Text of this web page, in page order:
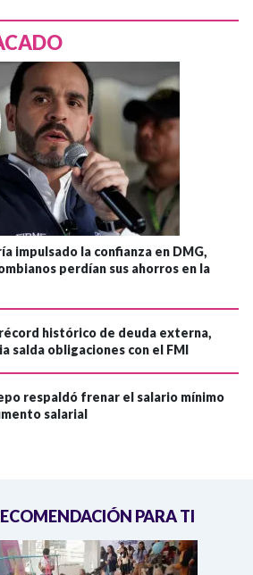
impulsado la confianza en DMG,
perdían sus ahorros en la
histórico de deuda externa,
salda obligaciones con el FMI
respaldó frenar el salario mínimo
salarial
PARA TI